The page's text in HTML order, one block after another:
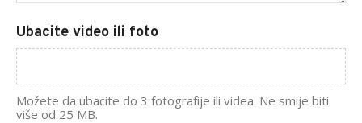
Ubacite video ili foto
Možete da ubacite do 3 fotografije ili videa. Ne smije biti
više od 25 MB.